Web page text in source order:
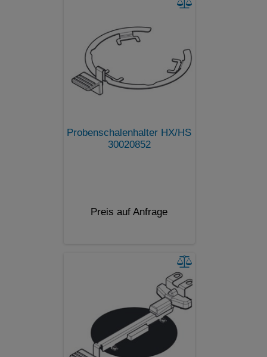
Probenschalenhalter HX/HS
30020852
Preis auf Anfrage